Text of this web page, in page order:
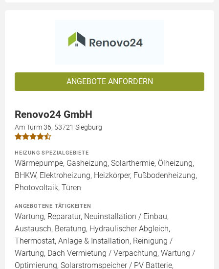
ANGEBOTE ANFORDERN
Renovo24 GmbH
Am Turm 36, 53721 Siegburg
HEIZUNG SPEZIALGEBIETE
Wärmepumpe, Gasheizung, Solarthermie, Ölheizung,
BHKW, Elektroheizung, Heizkörper, Fußbodenheizung,
Photovoltaik, Türen
ANGEBOTENE TÄTIGKEITEN
Wartung, Reparatur, Neuinstallation / Einbau,
Austausch, Beratung, Hydraulischer Abgleich,
Thermostat, Anlage & Installation, Reinigung /
Wartung, Dach Vermietung / Verpachtung, Wartung /
Optimierung, Solarstromspeicher / PV Batterie,